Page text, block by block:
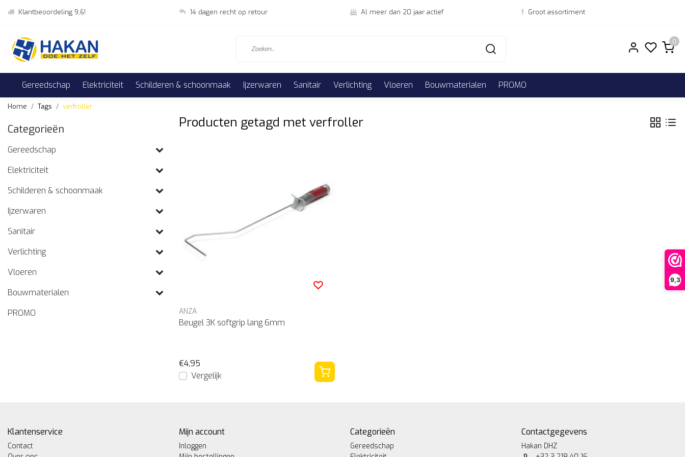
9,3
Klantbeoordeling 9,6! 14 dagen recht op retour Al meer dan 20 jaar actief Groot assortiment
0
Gereedschap Elektriciteit Schilderen & schoonmaak Ijzerwaren Sanitair Verlichting Vloeren Bouwmaterialen PROMO
Home Tags verfroller
Categorieën
Gereedschap
Elektriciteit
Schilderen & schoonmaak
Ijzerwaren
Sanitair
Verlichting
Vloeren
Bouwmaterialen
PROMO
Producten getagd met verfroller
ANZA
Beugel 3K softgrip lang 6mm
€4,95
Vergelijk
Klantenservice
Contact
Mijn account
Inloggen
Categorieën
Gereedschap
Contactgegevens
Hakan DHZ